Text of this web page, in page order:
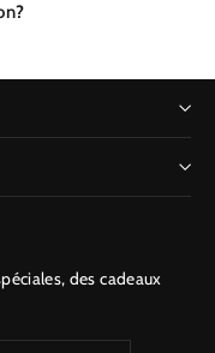
des cadeaux